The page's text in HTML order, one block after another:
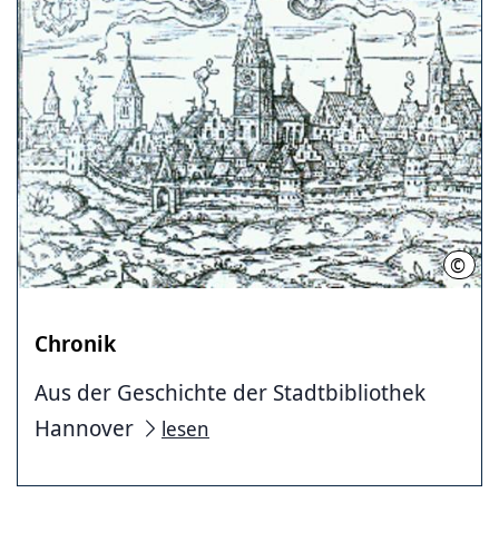
©
Chronik
Aus der Geschichte der Stadtbibliothek
Hannover
lesen